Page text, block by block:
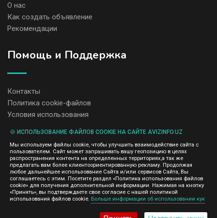
О нас
Как создать объявление
Рекомендации
Помощь и Поддержка
Контакты
Политика cookie-файлов
Условия использования
содержание размещенных объявлений.
Мы ценим конфиденциальность наших пользователей. Мы не
передаем и не продаем личную информацию зарегистрированных
пользователей AvizInfo.uz третьим лицам. Мы не отвечаем за
правила конфиденциальности сайтов на которые ссылается
AvizInfo.uz. На некоторых страницах нашего сайта представлена
реклама Google Adsense Advertising Network. Чтобы узнать
подробней о правилах конфиденциальности Googleнажмите тут
🍪 ИСПОЛЬЗОВАНИЕ ФАЙЛОВ COOKIE НА САЙТЕ AVIZINFO.UZ
Мы используем файлы cookie, чтобы улучшить взаимодействие сайта с
пользователем. Сайт может запрашивать вашу геопозицию в целях
распространения контента на определенных территориях,а так же
предлагать вам более клиентоориентированную рекламу. Продолжая
любое дальнейшее использование Сайта и/или сервисов Сайта, Вы
соглашаетесь с этим. Посетите раздел «Политика использования файлов
cookie» для получения дополнительной информации. Нажимая на кнопку
«Принять», вы подтверждаете свое согласие с нашей политикой
использования файлов cookie. Больше информации об использовании кук